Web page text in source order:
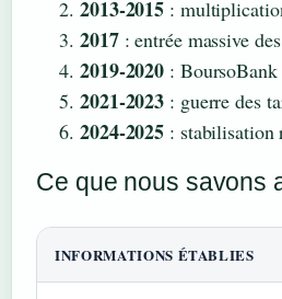
2013-2015 :
2017: entrée massive
2019-2020 :
2021-2023 : guerre des
2024-2025 : stabilisation
Ce que nous savons
INFORMATIONS ÉTABLIES